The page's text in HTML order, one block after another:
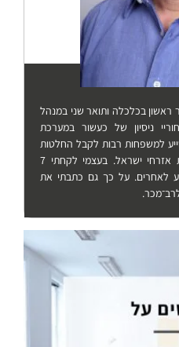
ראשון בכלכלה ותואר שני במנהל
ניסיון של כעשור במערכת
למשפחות רבות לקבל החלטות
כלכליות טובות יותר למען רווחת אזרחי ישראל. בעצמי לקחתי 7
לאחרים. על כך גם כתבתי את